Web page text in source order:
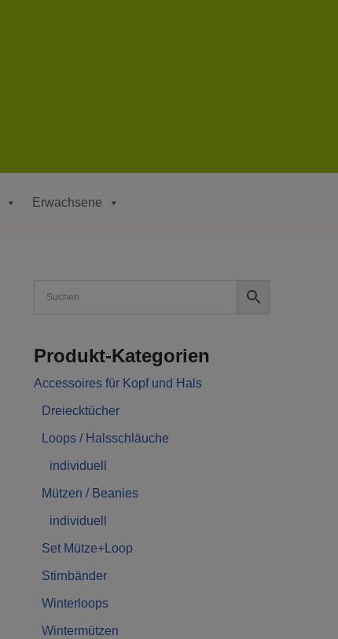
Erwachsene
Produkt-Kategorien
Accessoires für Kopf und Hals
Dreiecktücher
Loops / Halsschläuche
individuell
Mützen / Beanies
individuell
Set Mütze+Loop
Stirnbänder
Winterloops
Wintermützen